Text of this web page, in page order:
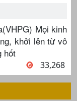
Mọi kinh
khởi lên từ vô
hốt
33,268